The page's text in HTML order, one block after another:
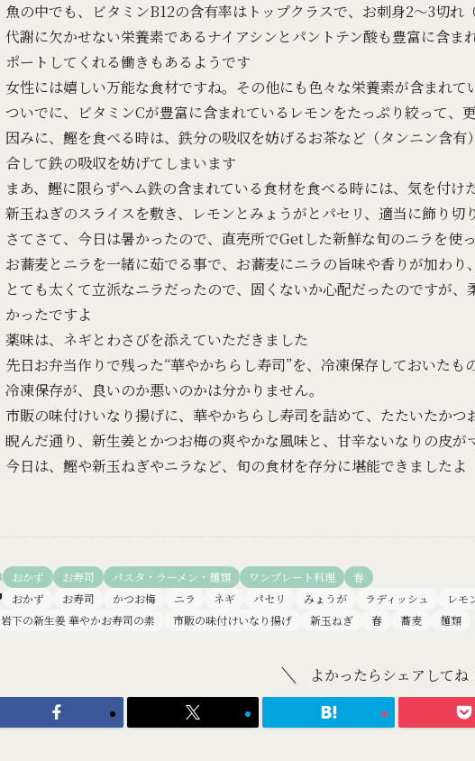
魚の中でも、ビタミンB12の含有率はトップクラスで、お刺身2～3切れ
代謝に欠かせない栄養素であるナイアシンとパントテン酸も豊富に含
ポートしてくれる働きもあるようです
女性には嬉しい万能な食材ですね。その他にも色々な栄養素が含まれ
ついでに、ビタミンCが豊富に含まれているレモンをたっぷり絞って、
因みに、鰹を食べる時は、鉄分の吸収を妨げるお茶など（タンニン含
合して鉄の吸収を妨げてしまいます
まあ、鰹に限らずヘム鉄の含まれている食材を食べる時には、気を付け
新玉ねぎのスライスを敷き、レモンとみょうがとパセリ、適当に飾り切
さてさて、今日は暑かったので、直売所でGetした新鮮な旬のニラを使
お蕎麦とニラを一緒に茹でる事で、お蕎麦にニラの旨味や香りが加わり
とても太くて立派なニラだったので、固くないか心配だったのですが
かったですよ
薬味は、ネギとわさびを添えていただきました
先日お弁当作りで残った“華やかちらし寿司”を、冷凍保存しておいたも
冷凍保存が、良いのか悪いのかは分かりません。
市販の味付けいなり揚げに、華やかちらし寿司を詰めて、たたいたか
睨んだ通り、新生姜とかつお梅の爽やかな風味と、甘辛ないなりの皮が
今日は、鰹や新玉ねぎやニラなど、旬の食材を存分に堪能できましたよ
おかず お寿司 パスタ・ラーメン・麺類 ワンプレート料理
春
おかず
お寿司 かつお梅 ニラ ネギ パセリ みょうが ラディッシュ レモ
岩下の新生姜 華やかお寿司の素
市販の味付けいなり揚げ 新玉ねぎ 春 蕎麦 麺類
よかったらシェアしてね